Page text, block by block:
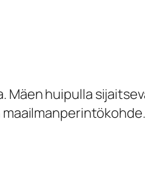
Mäen huipulla